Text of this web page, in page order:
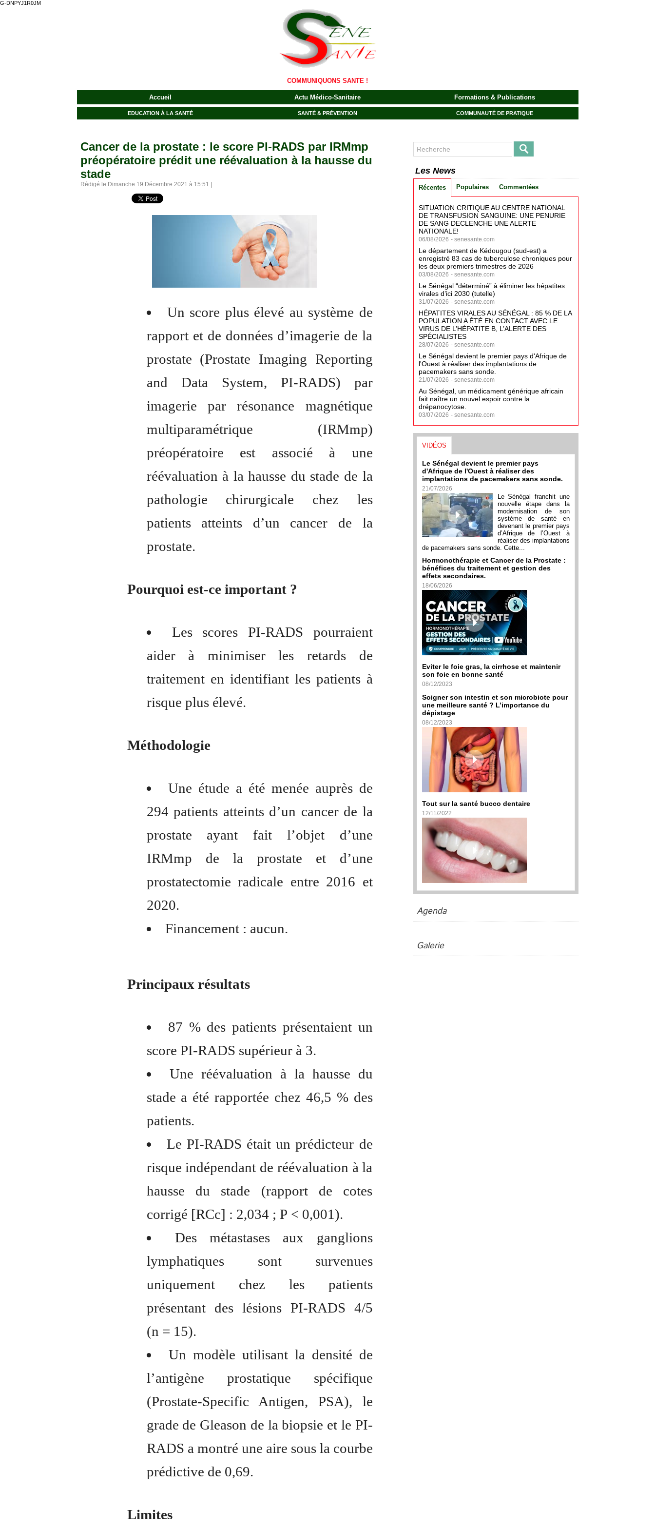
G-DNPYJ1R0JM
COMMUNIQUONS SANTE !
Accueil Actu Médico-Sanitaire Formations & Publications
EDUCATION À LA SANTÉ SANTÉ & PRÉVENTION COMMUNAUTÉ DE PRATIQUE
Cancer de la prostate : le score PI-RADS par IRMmp
préopératoire prédit une réévaluation à la hausse du
stade
Rédigé le Dimanche 19 Décembre 2021 à 15:51 |
Un score plus élevé au système de
rapport et de données d’imagerie de la
prostate (Prostate Imaging Reporting
and Data System, PI-RADS) par
imagerie par résonance magnétique
multiparamétrique (IRMmp)
préopératoire est associé à une
réévaluation à la hausse du stade de la
pathologie chirurgicale chez les
patients atteints d’un cancer de la
prostate.
Pourquoi est-ce important ?
Les scores PI‐RADS pourraient
aider à minimiser les retards de
traitement en identifiant les patients à
risque plus élevé.
Méthodologie
Une étude a été menée auprès de
294 patients atteints d’un cancer de la
prostate ayant fait l’objet d’une
IRMmp de la prostate et d’une
prostatectomie radicale entre 2016 et
2020.
Financement : aucun.
Principaux résultats
87 % des patients présentaient un
score PI-RADS supérieur à 3.
Une réévaluation à la hausse du
stade a été rapportée chez 46,5 % des
patients.
Le PI-RADS était un prédicteur de
risque indépendant de réévaluation à la
hausse du stade (rapport de cotes
corrigé [RCc] : 2,034 ; P < 0,001).
Des métastases aux ganglions
lymphatiques sont survenues
uniquement chez les patients
présentant des lésions PI-RADS 4/5
(n = 15).
Un modèle utilisant la densité de
l’antigène prostatique spécifique
(Prostate-Specific Antigen, PSA), le
grade de Gleason de la biopsie et le PI-
RADS a montré une aire sous la courbe
prédictive de 0,69.
Limites
Les News
Récentes Populaires Commentées
SITUATION CRITIQUE AU CENTRE NATIONAL
DE TRANSFUSION SANGUINE: UNE PENURIE
DE SANG DECLENCHE UNE ALERTE
NATIONALE!
06/08/2026 - senesante.com
Le département de Kédougou (sud-est) a
enregistré 83 cas de tuberculose chroniques pour
les deux premiers trimestres de 2026
03/08/2026 - senesante.com
Le Sénégal “déterminé” à éliminer les hépatites
virales d’ici 2030 (tutelle)
31/07/2026 - senesante.com
HÉPATITES VIRALES AU SÉNÉGAL : 85 % DE LA
POPULATION A ÉTÉ EN CONTACT AVEC LE
VIRUS DE L’HÉPATITE B, L’ALERTE DES
SPÉCIALISTES
28/07/2026 - senesante.com
Le Sénégal devient le premier pays d'Afrique de
l'Ouest à réaliser des implantations de
pacemakers sans sonde.
21/07/2026 - senesante.com
Au Sénégal, un médicament générique africain
fait naître un nouvel espoir contre la
drépanocytose.
03/07/2026 - senesante.com
VIDÉOS
Le Sénégal devient le premier pays
d'Afrique de l'Ouest à réaliser des
implantations de pacemakers sans sonde.
21/07/2026
Le Sénégal franchit une
nouvelle étape dans la
modernisation de son
système de santé en
devenant le premier pays
d’Afrique de l’Ouest à
réaliser des implantations
de pacemakers sans sonde. Cette...
Hormonothérapie et Cancer de la Prostate :
bénéfices du traitement et gestion des
effets secondaires.
18/06/2026
Eviter le foie gras, la cirrhose et maintenir
son foie en bonne santé
08/12/2023
Soigner son intestin et son microbiote pour
une meilleure santé ? L’importance du
dépistage
08/12/2023
Tout sur la santé bucco dentaire
12/11/2022
Agenda
Galerie